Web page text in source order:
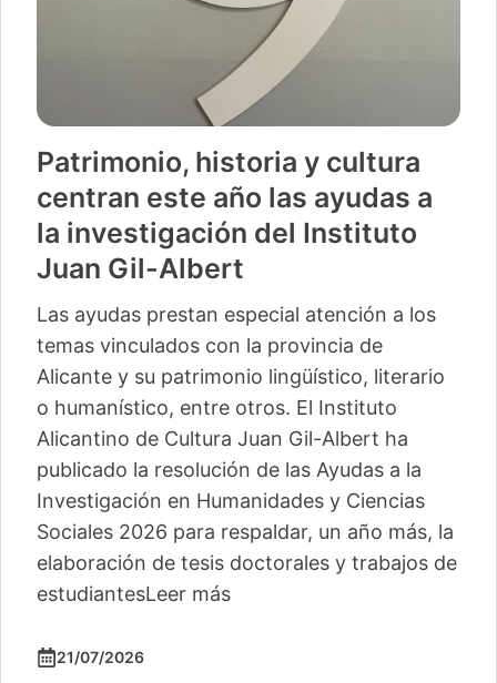
Patrimonio, historia y cultura
centran este año las ayudas a
la investigación del Instituto
Juan Gil-Albert
Las ayudas prestan especial atención a los
temas vinculados con la provincia de
Alicante y su patrimonio lingüístico, literario
o humanístico, entre otros. El Instituto
Alicantino de Cultura Juan Gil-Albert ha
publicado la resolución de las Ayudas a la
Investigación en Humanidades y Ciencias
Sociales 2026 para respaldar, un año más, la
elaboración de tesis doctorales y trabajos de
estudiantesLeer más
21/07/2026